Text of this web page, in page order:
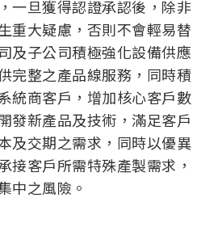
一旦獲得認證承認後，除非
重大疑慮，否則不會輕易替
及子公司積極強化設備供應
完整之產品線服務，同時積
統商客戶，增加核心客戶數
發新產品及技術，滿足客戶
及交期之需求，同時以優異
接客戶所需特殊產製需求，
中之風險。